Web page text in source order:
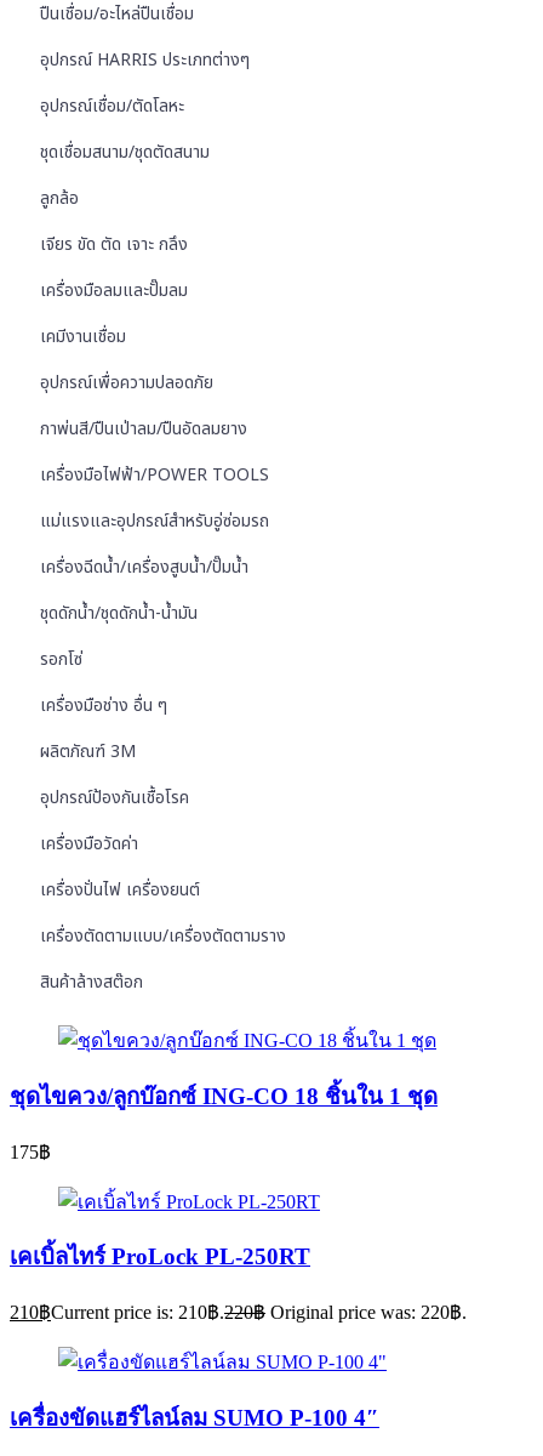
ปืนเชื่อม/อะไหล่ปืนเชื่อม
อุปกรณ์ HARRIS ประเภทต่างๆ
อุปกรณ์เชื่อม/ตัดโลหะ
ชุดเชื่อมสนาม/ชุดตัดสนาม
ลูกล้อ
เจียร ขัด ตัด เจาะ กลึง
เครื่องมือลมและปั๊มลม
เคมีงานเชื่อม
อุปกรณ์เพื่อความปลอดภัย
กาพ่นสี/ปืนเป่าลม/ปืนอัดลมยาง
เครื่องมือไฟฟ้า/POWER TOOLS
แม่แรงและอุปกรณ์สำหรับอู่ซ่อมรถ
เครื่องฉีดน้ำ/เครื่องสูบน้ำ/ปั๊มน้ำ
ชุดดักน้ำ/ชุดดักน้ำ-น้ำมัน
รอกโซ่
เครื่องมือช่าง อื่น ๆ
ผลิตภัณฑ์ 3M
อุปกรณ์ป้องกันเชื้อโรค
เครื่องมือวัดค่า
เครื่องปั่นไฟ เครื่องยนต์
เครื่องตัดตามแบบ/เครื่องตัดตามราง
สินค้าล้างสต๊อก
ชุดไขควง/ลูกบ๊อกซ์ ING-CO 18 ชิ้นใน 1 ชุด
175฿
เคเบิ้ลไทร์ ProLock PL-250RT
210฿Current price is: 210฿.220฿ Original price was: 220฿.
เครื่องขัดแฮร์ไลน์ลม SUMO P-100 4″